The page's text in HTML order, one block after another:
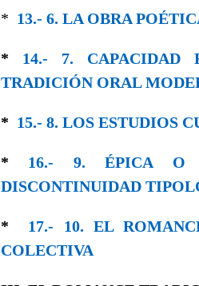
* 13.- 6. LA OBRA
* 14.- 7. CAPACIDAD
TRADICIÓN ORAL
* 15.- 8. LOS ESTUDIOS
* 16.- 9. ÉPICA O
DISCONTINUIDAD
*
17.- 10. EL
COLECTIVA